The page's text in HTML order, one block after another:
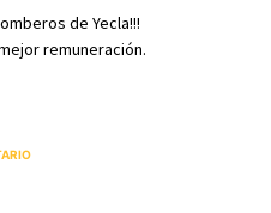
de Yecla!!!
remuneración.